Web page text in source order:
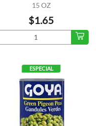
15 OZ
$1.65
ESPECIAL